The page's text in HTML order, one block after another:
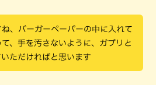
ね、バーガーペーパーの中に入れて
て、手を汚さないように、ガブリと
いただければと思います